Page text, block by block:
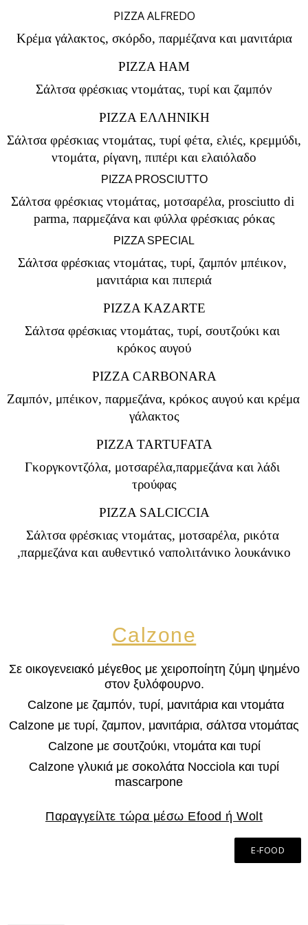
PIZZA ALFREDO
Κρέμα γάλακτος, σκόρδο, παρμέζανα και μανιτάρια
PIZZA HAM
Σάλτσα φρέσκιας ντομάτας, τυρί και ζαμπόν
PIZZA EΛΛΗΝΙΚΗ
Σάλτσα φρέσκιας ντομάτας, τυρί φέτα, ελιές, κρεμμύδι,
ντομάτα, ρίγανη, πιπέρι και ελαιόλαδο
PIZZA PROSCIUTTO
Σάλτσα φρέσκιας ντομάτας, μοτσαρέλα, prosciutto di
parma, παρμεζάνα και φύλλα φρέσκιας ρόκας
PIZZA SPECIAL
Σάλτσα φρέσκιας ντομάτας, τυρί, ζαμπόν μπέικον,
μανιτάρια και πιπεριά
PIZZA KAZARTE
Σάλτσα φρέσκιας ντομάτας, τυρί, σουτζούκι και
κρόκος αυγού
PIZZA CARBONARA
Ζαμπόν, μπέικον, παρμεζάνα, κρόκος αυγού και κρέμα
γάλακτος
PIZZA TARTUFATA
Γκοργκοντζόλα, μοτσαρέλα,παρμεζάνα και λάδι
τρούφας
PIZZA SALCICCIA
Σάλτσα φρέσκιας ντομάτας, μοτσαρέλα, ρικότα
,παρμεζάνα και αυθεντικό ναπολιτάνικο λουκάνικο
Calzone
Σε οικογενειακό μέγεθος με χειροποίητη ζύμη ψημένο
στον ξυλόφουρνο.
Calzone με ζαμπόν, τυρί, μανιτάρια και ντομάτα
Calzone με τυρί, ζαμπον, μανιτάρια, σάλτσα ντομάτας
Calzone με σουτζούκι, ντομάτα και τυρί
Calzone γλυκιά με σοκολάτα Nocciola και τυρί
mascarpone
Παραγγείλτε τώρα μέσω Efood ή Wolt
E-FOOD